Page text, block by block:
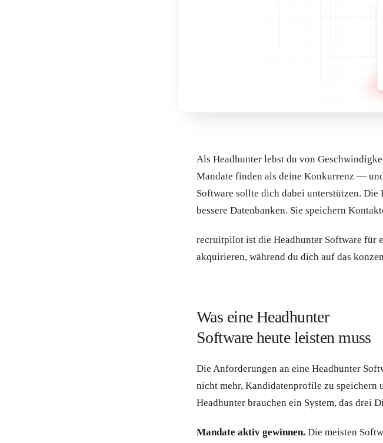
Als Headhunter lebst du von
Mandate finden als deine Konkurrenz —
Software sollte dich dabei unterstützen.
bessere Datenbanken. Sie speichern
recruitpilot ist die Headhunter Software für
akquirieren, während du dich auf das
Was eine Headhunter
Software heute leisten muss
Die Anforderungen an eine Headhunter
nicht mehr, Kandidatenprofile zu speichern
Headhunter brauchen ein System, das drei
Mandate aktiv gewinnen. Die meisten